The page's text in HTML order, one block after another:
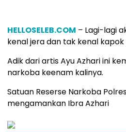
HELLOSELEB.COM – Lagi-lagi
kenal jera dan tak kenal
Adik dari artis Ayu Azhari ini
narkoba keenam kalinya.
Satuan Reserse Narkoba
mengamankan Ibra Azhari